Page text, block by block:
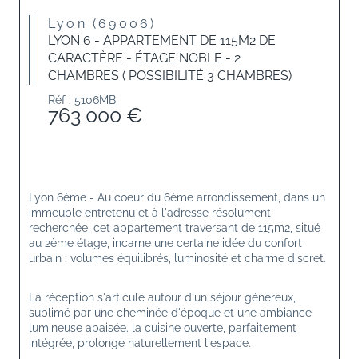
Lyon (69006)
LYON 6 - APPARTEMENT DE 115M2 DE
CARACTÈRE - ÉTAGE NOBLE - 2
CHAMBRES ( POSSIBILITÉ 3 CHAMBRES)
Réf : 5106MB
763 000 €
Lyon 6ème - Au coeur du 6ème arrondissement, dans un
immeuble entretenu et à l'adresse résolument
recherchée, cet appartement traversant de 115m2, situé
au 2ème étage, incarne une certaine idée du confort
urbain : volumes équilibrés, luminosité et charme discret.
La réception s'articule autour d'un séjour généreux,
sublimé par une cheminée d'époque et une ambiance
lumineuse apaisée. la cuisine ouverte, parfaitement
intégrée, prolonge naturellement l'espace.